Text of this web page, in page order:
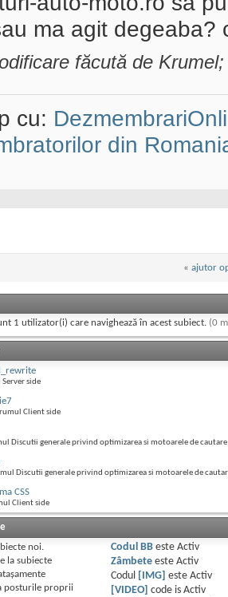
ma agit degeaba?
făcută de
cu:
din
« ajutor
1 utilizator(i) care navighează în acest subiect. (0
side
Client side
Discutii generale privind optimizarea si motoarele de cautare
Discutii generale privind optimizarea si motoarele de
CSS
Client side
noi.
la subiecte
posturile proprii
Codul BBeste Activ
Zâmbeteeste Activ
Codul
[IMG] este Activ
[VIDEO]
code is Activ